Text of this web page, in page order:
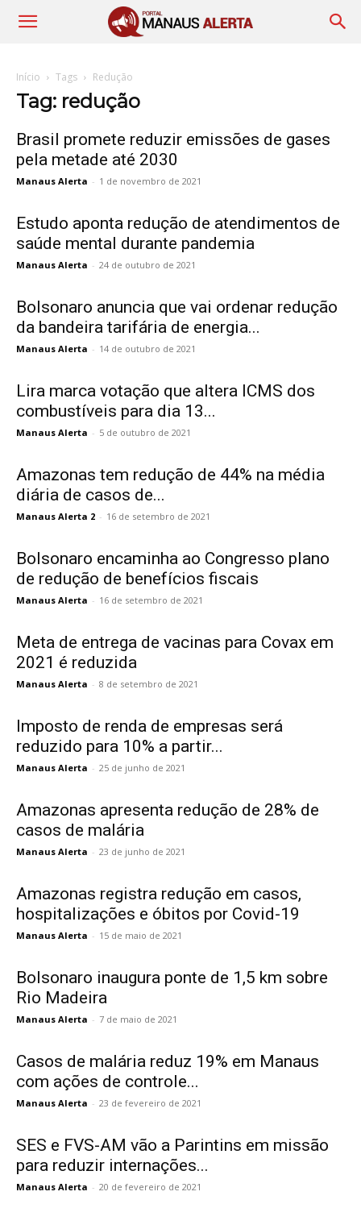
Início Tags Redução
Tag: redução
Brasil promete reduzir emissões de gases
pela metade até 2030
Manaus Alerta - 1 de novembro de 2021
Estudo aponta redução de atendimentos de
saúde mental durante pandemia
Manaus Alerta - 24 de outubro de 2021
Bolsonaro anuncia que vai ordenar redução
da bandeira tarifária de energia...
Manaus Alerta - 14 de outubro de 2021
Lira marca votação que altera ICMS dos
combustíveis para dia 13...
Manaus Alerta - 5 de outubro de 2021
Amazonas tem redução de 44% na média
diária de casos de...
Manaus Alerta 2 - 16 de setembro de 2021
Bolsonaro encaminha ao Congresso plano
de redução de benefícios fiscais
Manaus Alerta - 16 de setembro de 2021
Meta de entrega de vacinas para Covax em
2021 é reduzida
Manaus Alerta - 8 de setembro de 2021
Imposto de renda de empresas será
reduzido para 10% a partir...
Manaus Alerta - 25 de junho de 2021
Amazonas apresenta redução de 28% de
casos de malária
Manaus Alerta - 23 de junho de 2021
Amazonas registra redução em casos,
hospitalizações e óbitos por Covid-19
Manaus Alerta - 15 de maio de 2021
Bolsonaro inaugura ponte de 1,5 km sobre
Rio Madeira
Manaus Alerta - 7 de maio de 2021
Casos de malária reduz 19% em Manaus
com ações de controle...
Manaus Alerta - 23 de fevereiro de 2021
SES e FVS-AM vão a Parintins em missão
para reduzir internações...
Manaus Alerta - 20 de fevereiro de 2021